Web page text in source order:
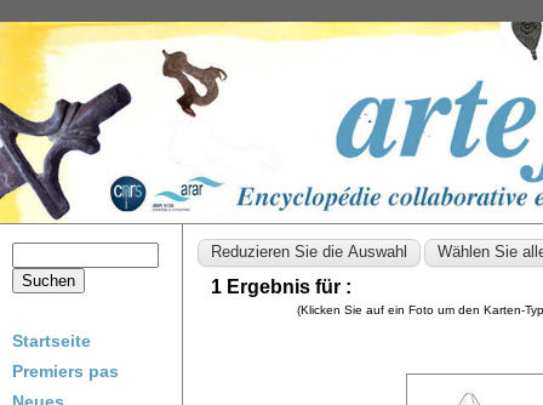
Startseite
Premiers pas
1 Ergebnis für :
(Klicken Sie auf ein Foto um den Karten-